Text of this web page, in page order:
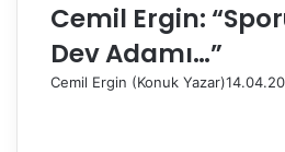
Cemil Ergin:
Dev Adamı…”
Cemil Ergin (Konuk Yazar)